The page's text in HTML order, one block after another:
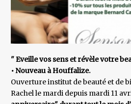
" Eveille vos sens et révèle votre
• Nouveau à Houffalize.
Ouverture institut de beauté et de
Rachel le mardi depuis mardi 11